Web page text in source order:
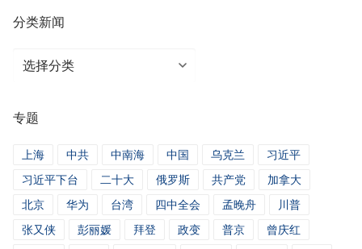
分类新闻
分
闻
专题
上海 中共 中南海 中国 乌克兰
习近平
习近平下台
二十大 俄罗斯 共产党
加拿大
北京
华为 台湾 四中全会 孟晚舟
川普
张又侠
彭丽媛 拜登 政变 普京
曾庆红